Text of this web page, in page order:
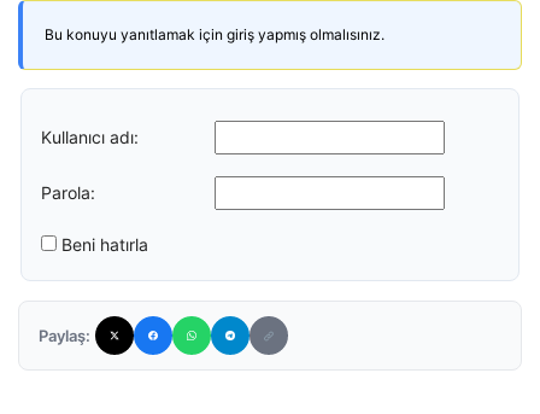
Bu konuyu yanıtlamak için giriş yapmış olmalısınız.
Kullanıcı adı:
Parola:
Beni hatırla
Paylaş: